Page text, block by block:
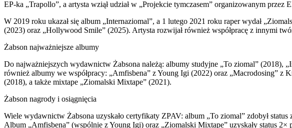
EP-ka „Trapollo”, a artysta wziął udział w „Projekcie tymczasem” organizowanym przez
W 2019 roku ukazał się album „Internaziomal”, a 1 lutego 2021 roku raper wydał
(2023) oraz „Hollywood Smile” (2025). Artysta rozwijał również współpracę z innymi
Żabson najważniejsze albumy
Do najważniejszych wydawnictw Żabsona należą: albumy studyjne „To ziomal” (2018),
również albumy we współpracy: „Amfisbena” z Young Igi (2022) oraz „Macrodosing”
(2018), a także mixtape „Ziomalski Mixtape” (2021).
Żabson nagrody i osiągnięcia
Wiele wydawnictw Żabsona uzyskało certyfikaty ZPAV: album „To ziomal” zdobył status
Album „Amfisbena” (wspólnie z Young Igi) oraz „Ziomalski Mixtape” uzyskały status 2×